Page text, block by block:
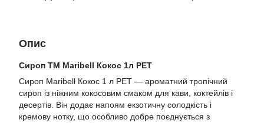
Опис
Сироп ТМ Maribell Кокос 1л PET
Сироп Maribell Кокос 1 л PET — ароматний тропічний
сироп із ніжним кокосовим смаком для кави, коктейлів і
десертів. Він додає напоям екзотичну солодкість і
кремову нотку, що особливо добре поєднується з